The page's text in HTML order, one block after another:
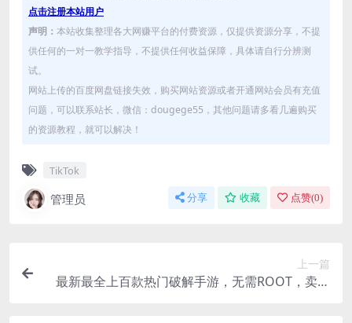
点击注册本站用户
声明： 本站收集整理各大网赚平台的付费资源，仅提供资源分享，不提
供任何的一对一教学指导，不提供任何收益保障，具体请自行分辨测
试。
网站上传的百度网盘链接失效，购买网站资源或者开通网站会员有充值
问题，可以联系站长，微信：dougege55，其他问题请多看几遍购买
的资源教程，就可以解决！
TikTok
管理员 分享 收藏 点赞(0)
上一篇
最新最全上百款热门破解手游，无需ROOT，卖一